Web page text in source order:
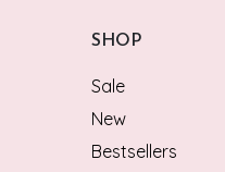
SHOP
Sale
New
Bestsellers